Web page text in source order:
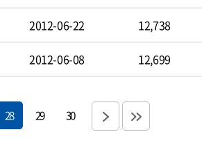
2012-06-22 12,738
2012-06-08 12,699
28 29 30